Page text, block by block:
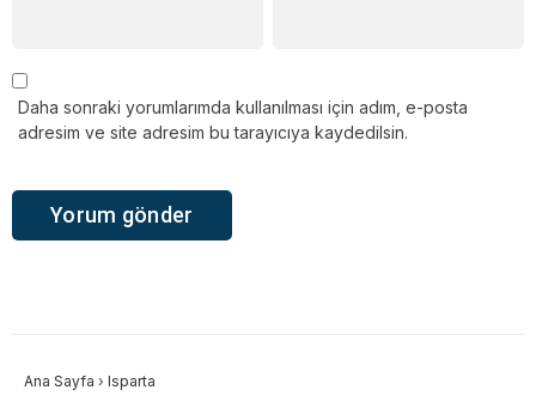
Daha sonraki yorumlarımda kullanılması için adım, e-posta
adresim ve site adresim bu tarayıcıya kaydedilsin.
Ana Sayfa › Isparta